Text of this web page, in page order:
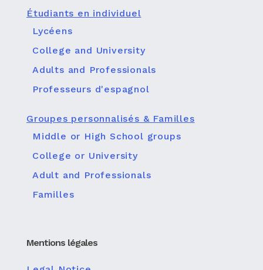
Étudiants en individuel
Lycéens
College and University
Adults and Professionals
Professeurs d'espagnol
Groupes personnalisés & Familles
Middle or High School groups
College or University
Adult and Professionals
Familles
Mentions légales